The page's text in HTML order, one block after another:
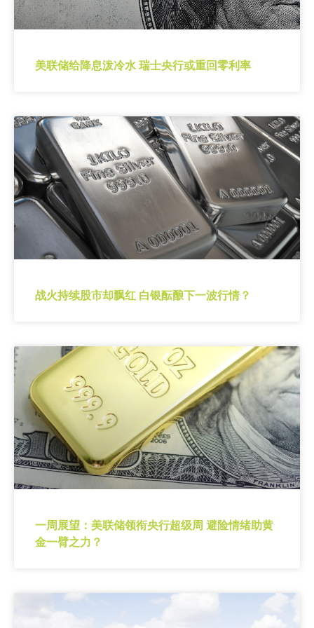
美联储给降息泼冷水 瑞士央行或重回零利率
战火持续股市却飘红 白银酝酿下一波行情？
一周展望：美联储领衔央行超级周 避险情绪助黄
金一臂之力？